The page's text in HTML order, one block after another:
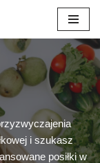
i szukasz
posiłki w